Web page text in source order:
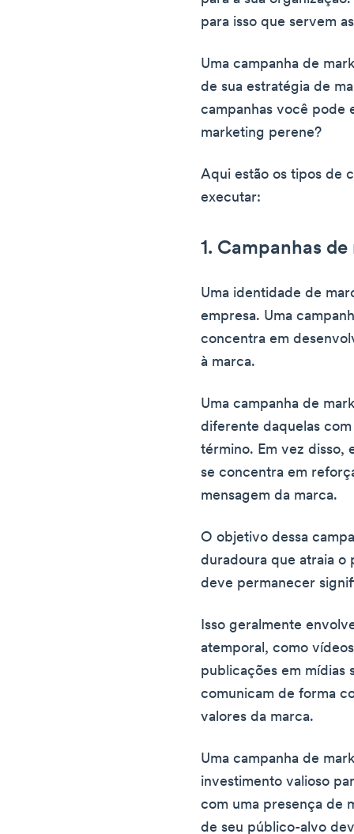
para isso que servem
Uma campanha de
de sua estratégia de
campanhas você pode
marketing perene?
Aqui estão os tipos de
executar:
1. Campanhas
Uma identidade de
empresa. Uma
concentra em
à marca.
Uma campanha de
diferente daquelas
término. Em vez disso,
se concentra em
mensagem da marca.
O objetivo dessa
duradoura que atraia o
deve permanecer
Isso geralmente
atemporal, como
publicações em mídias
comunicam de forma
valores da marca.
Uma campanha de
investimento valioso
com uma presença de
de seu público-alvo